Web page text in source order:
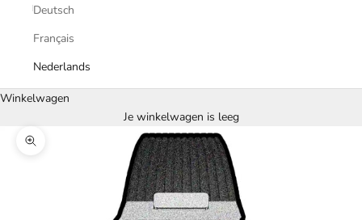
Deutsch
Français
Nederlands
Winkelwagen
Je winkelwagen is leeg
In-/uitzoomen